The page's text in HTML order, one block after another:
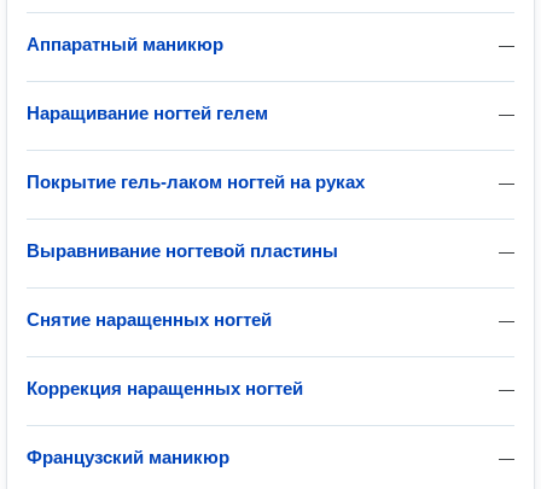
—
Аппаратный маникюр
—
Наращивание ногтей гелем
—
Покрытие гель-лаком ногтей на руках
—
Выравнивание ногтевой пластины
—
Снятие наращенных ногтей
—
Коррекция наращенных ногтей
—
Французский маникюр